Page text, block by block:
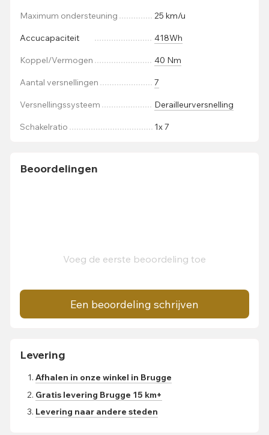
Maximum ondersteuning 25 km/u
Accucapaciteit 418Wh
Koppel/Vermogen 40 Nm
Aantal versnellingen 7
Versnellingssysteem Derailleurversnelling
Schakelratio 1x 7
Beoordelingen
Voeg de eerste beoordeling toe
Een beoordeling schrijven
Levering
Afhalen in onze winkel in Brugge
Gratis levering Brugge 15 km+
Levering naar andere steden